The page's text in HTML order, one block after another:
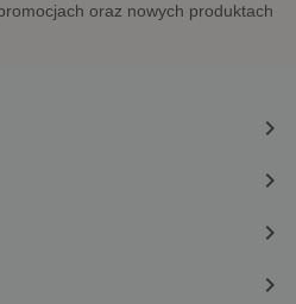
oraz nowych produktach
keyboard_arrow_right
keyboard_arrow_right
keyboard_arrow_right
keyboard_arrow_right